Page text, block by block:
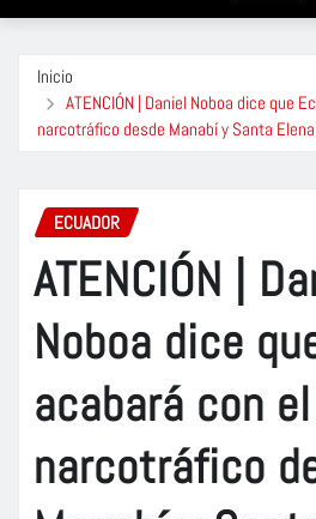
Inicio
ATENCIÓN | Daniel Noboa dice que
narcotráfico desde Manabí y Santa Elena
ECUADOR
ATENCIÓN |
Noboa dice
acabará con el
narcotráfico